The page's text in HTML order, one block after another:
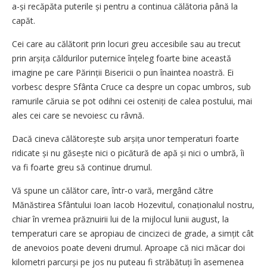
a-și recăpăta puterile și pentru a continua călătoria până la
capăt.
Cei care au călătorit prin locuri greu accesibile sau au trecut
prin arșița căldurilor puternice înțeleg foarte bine această
imagine pe care Părinții Bisericii o pun înaintea noastră. Ei
vorbesc despre Sfânta Cruce ca despre un copac umbros, sub
ramurile căruia se pot odihni cei osteniți de calea postului, mai
ales cei care se nevoiesc cu râvnă.
Dacă cineva călătorește sub arșița unor temperaturi foarte
ridicate și nu găsește nici o picătură de apă și nici o umbră, îi
va fi foarte greu să continue drumul.
Vă spune un călător care, într-o vară, mergând către
Mănăstirea Sfântului Ioan Iacob Hozevitul, conaționalul nostru,
chiar în vremea prăznuirii lui de la mijlocul lunii august, la
temperaturi care se apropiau de cincizeci de grade, a simțit cât
de anevoios poate deveni drumul. Aproape că nici măcar doi
kilometri parcurși pe jos nu puteau fi străbătuți în asemenea